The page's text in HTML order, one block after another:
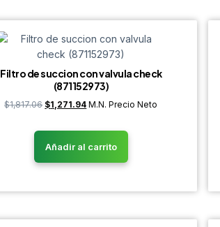
Filtro de succion con valvula check
(871152973)
$1,817.06 $1,271.94 M.N. Precio Neto
Añadir al carrito